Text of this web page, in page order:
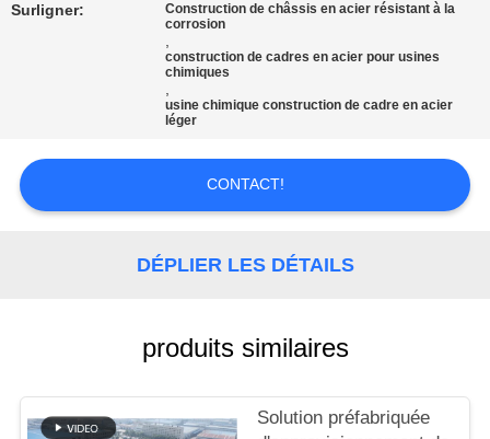
CONTRÔLE
NOUS
CONTACTER
NOUVELLES
PLAN
Surligner:
Construction de châssis en acier résistant à la
corrosion
,
construction de cadres en acier pour usines
chimiques
,
usine chimique construction de cadre en acier
léger
CONTACT!
DÉPLIER LES DÉTAILS
produits similaires
Solution préfabriquée